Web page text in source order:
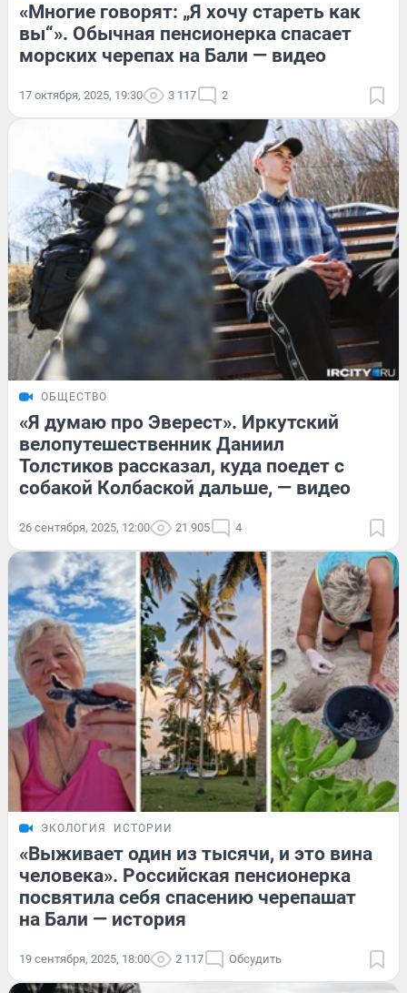
«Многие говорят: „Я хочу стареть как
вы“». Обычная пенсионерка спасает
морских черепах на Бали — видео
17 октября, 2025, 19:30 3 117 2
ОБЩЕСТВО
«Я думаю про Эверест». Иркутский
велопутешественник Даниил
Толстиков рассказал, куда поедет с
собакой Колбаской дальше, — видео
26 сентября, 2025, 12:00 21 905 4
ЭКОЛОГИЯ ИСТОРИИ
«Выживает один из тысячи, и это вина
человека». Российская пенсионерка
посвятила себя спасению черепашат
на Бали — история
19 сентября, 2025, 18:00 2 117 Обсудить